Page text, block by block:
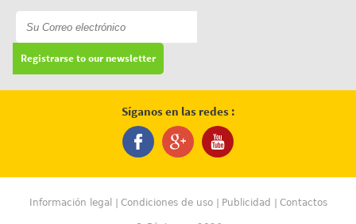
Registrarse to our newsletter
Síganos en las redes :
Información legal Condiciones de uso Publicidad Contactos